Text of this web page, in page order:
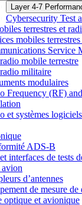
Layer 4-7
Cybersecurity Test
terrestres et
mobiles
Service
mobile terrestre
militaire
modulaires
Frequency (RF)
et systèmes logiciels
ADS-B
interfaces de tests
d’antennes
de mesure
optique et avionique